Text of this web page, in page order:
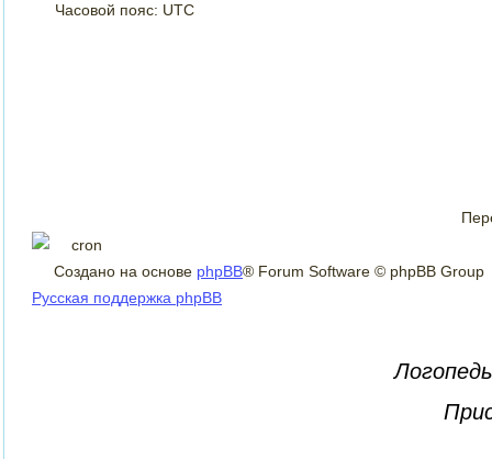
Часовой пояс: UTC
Создано на основе phpBB® Forum Software © phpBB Group
Русская поддержка phpBB